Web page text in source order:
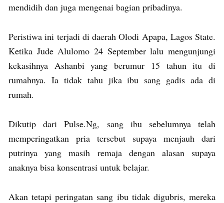
mendidih dan juga mengenai bagian pribadinya.
Peristiwa ini terjadi di daerah Olodi Apapa, Lagos State.
Ketika Jude Alulomo 24 September lalu mengunjungi
kekasihnya Ashanbi yang berumur 15 tahun itu di
rumahnya. Ia tidak tahu jika ibu sang gadis ada di
rumah.
Dikutip dari Pulse.Ng, sang ibu sebelumnya telah
memperingatkan pria tersebut supaya menjauh dari
putrinya yang masih remaja dengan alasan supaya
anaknya bisa konsentrasi untuk belajar.
Akan tetapi peringatan sang ibu tidak digubris, mereka